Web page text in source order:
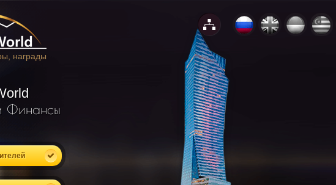
награды
Финансы